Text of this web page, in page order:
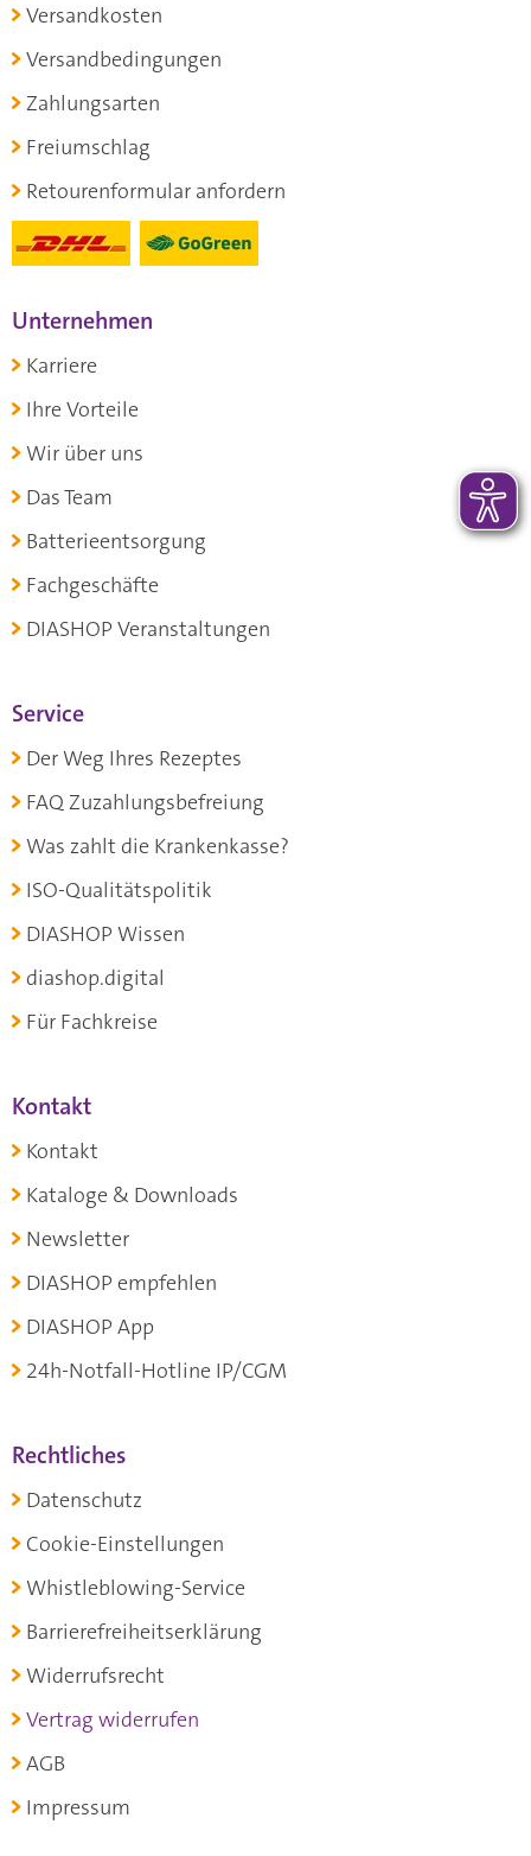
Versandkosten
Versandbedingungen
Zahlungsarten
Freiumschlag
Retourenformular anfordern
Unternehmen
Karriere
Ihre Vorteile
Wir über uns
Das Team
Batterieentsorgung
Fachgeschäfte
DIASHOP Veranstaltungen
Service
Der Weg Ihres Rezeptes
FAQ Zuzahlungsbefreiung
Was zahlt die Krankenkasse?
ISO-Qualitätspolitik
DIASHOP Wissen
diashop.digital
Für Fachkreise
Kontakt
Kontakt
Kataloge & Downloads
Newsletter
DIASHOP empfehlen
DIASHOP App
24h-Notfall-Hotline IP/CGM
Rechtliches
Datenschutz
Cookie-Einstellungen
Whistleblowing-Service
Barrierefreiheitserklärung
Widerrufsrecht
Vertrag widerrufen
AGB
Impressum